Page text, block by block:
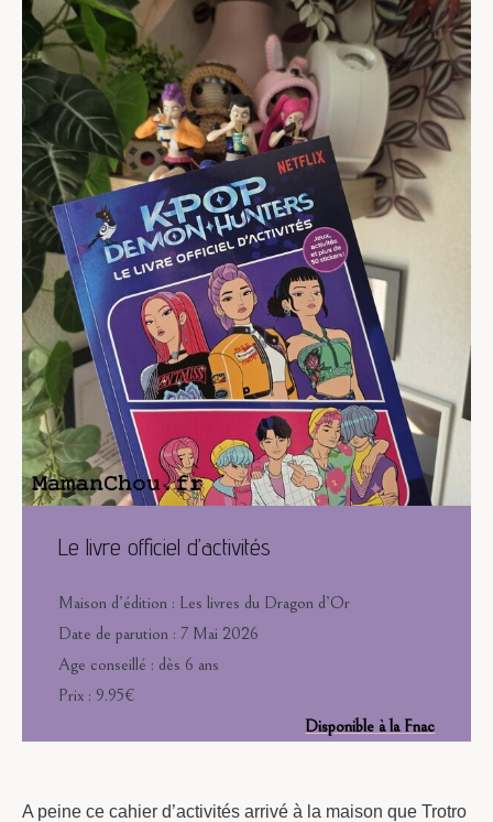
Le livre officiel d’activités
Maison d’édition : Les livres du Dragon d’Or
Date de parution : 7 Mai 2026
Age conseillé : dès 6 ans
Prix : 9.95€
Disponible à la Fnac
A peine ce cahier d’activités arrivé à la maison que Trotro